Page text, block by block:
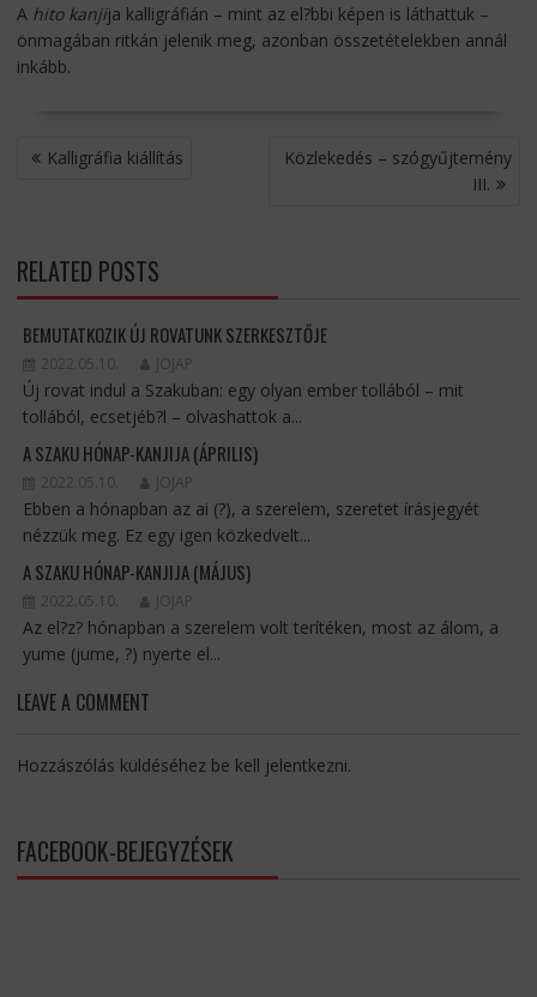
A hito kanjija kalligráfián – mint az el?bbi képen is láthattuk –
önmagában ritkán jelenik meg, azonban összetételekben annál
inkább.
BEJEGYZÉS
NAVIGÁCIÓ
Kalligráfia kiállítás
Közlekedés – szógyűjtemény
III.
RELATED POSTS
BEMUTATKOZIK ÚJ ROVATUNK SZERKESZTŐJE
2022.05.10. JOJAP
Új rovat indul a Szakuban: egy olyan ember tollából – mit
tollából, ecsetjéb?l – olvashattok a...
A SZAKU HÓNAP-KANJIJA (ÁPRILIS)
2022.05.10. JOJAP
Ebben a hónapban az ai (?), a szerelem, szeretet írásjegyét
nézzük meg. Ez egy igen közkedvelt...
A SZAKU HÓNAP-KANJIJA (MÁJUS)
2022.05.10. JOJAP
Az el?z? hónapban a szerelem volt terítéken, most az álom, a
yume (jume, ?) nyerte el...
LEAVE A COMMENT
Hozzászólás küldéséhez be kell jelentkezni.
FACEBOOK-BEJEGYZÉSEK